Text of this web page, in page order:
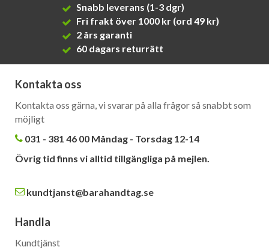
Snabb leverans (1-3 dgr)
Fri frakt över 1000 kr (ord 49 kr)
2 års garanti
60 dagars returrätt
Kontakta oss
Kontakta oss gärna, vi svarar på alla frågor så snabbt som
möjligt
031 - 381 46 00 Måndag - Torsdag 12-14
Övrig tid finns vi alltid tillgängliga på mejlen.
kundtjanst@barahandtag.se
Handla
Kundtjänst